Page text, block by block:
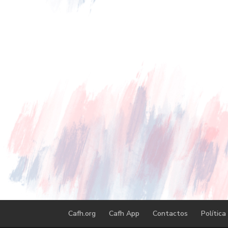
Cafh.org Cafh App Contactos Política